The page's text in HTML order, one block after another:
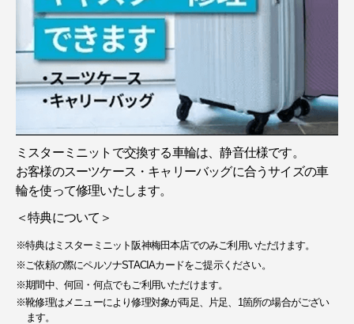
ミスターミニットで交換する車輪は、静音仕様です。
お客様のスーツケース・キャリーバッグに合うサイズの車
輪を使って修理いたします。
＜特典について＞
※特典はミスターミニット阪神梅田本店でのみご利用いただけます。
※ご依頼の際にペルソナSTACIAカードをご提示ください。
※期間中、何回・何点でもご利用いただけます。
※靴修理はメニューにより修理対象が両足、片足、1箇所の場合がござい
ます。